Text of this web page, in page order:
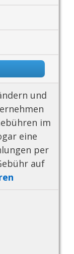
und
im
eine
per
auf